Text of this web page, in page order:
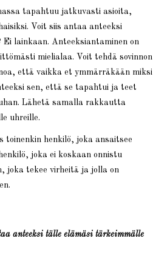
tapahtuu jatkuvasti asioita,
Voit siis antaa anteeksi
lainkaan. Anteeksiantaminen on
mielialaa. Voit tehdä sovinnon
että vaikka et ymmärräkään miksi
sen, että se tapahtui ja teet
Lähetä samalla rakkautta
uhreille.
toinenkin henkilö, joka ansaitsee
joka ei koskaan onnistu
joka tekee virheitä ja jolla on
anteeksi tälle elämäsi tärkeimmälle